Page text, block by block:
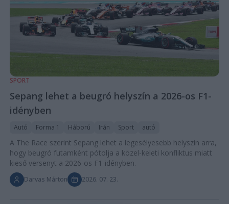
SPORT
Sepang lehet a beugró helyszín a 2026-os F1-
idényben
Autó Forma 1 Háború Irán Sport autó
A The Race szerint Sepang lehet a legesélyesebb helyszín arra,
hogy beugró futamként pótolja a közel-keleti konfliktus miatt
kieső versenyt a 2026-os F1-idényben.
Darvas Márton 2026. 07. 23.